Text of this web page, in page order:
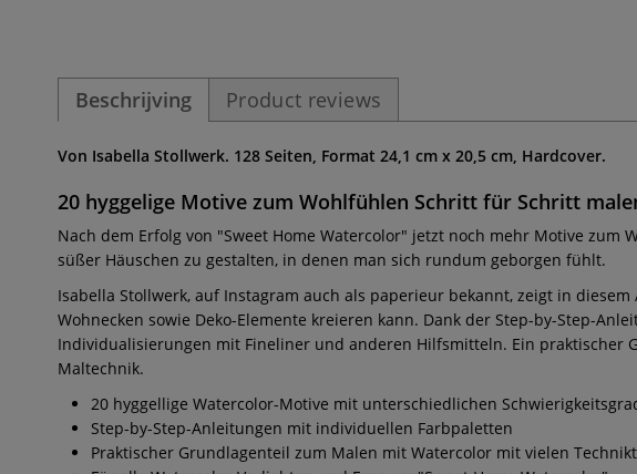
Beschrijving Product reviews
Von Isabella Stollwerk. 128 Seiten, Format 24,1 cm x 20,5 cm, Hardcover.
20 hyggelige Motive zum Wohlfühlen Schritt für Schritt
Nach dem Erfolg von "Sweet Home Watercolor" jetzt noch mehr Motive
süßer Häuschen zu gestalten, in denen man sich rundum geborgen fühlt.
Isabella Stollwerk, auf Instagram auch als paperieur bekannt, zeigt in
Wohnecken sowie Deko-Elemente kreieren kann. Dank der Step-by-Step-
Individualisierungen mit Fineliner und anderen Hilfsmitteln. Ein
Maltechnik.
20 hyggellige Watercolor-Motive mit unterschiedlichen
Step-by-Step-Anleitungen mit individuellen Farbpaletten
Praktischer Grundlagenteil zum Malen mit Watercolor mit vielen